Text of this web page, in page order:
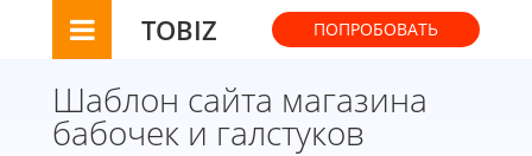
TOBIZ ПОПРОБОВАТЬ
Шаблон сайта магазина
бабочек и галстуков